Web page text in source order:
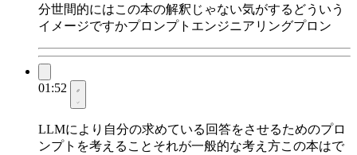
分世間的にはこの本の解釈じゃない気がするどういう
イメージですかプロンプトエンジニアリングプロン
01:52
LLMにより自分の求めている回答をさせるためのプロ
ンプトを考えることそれが一般的な考え方この本はで